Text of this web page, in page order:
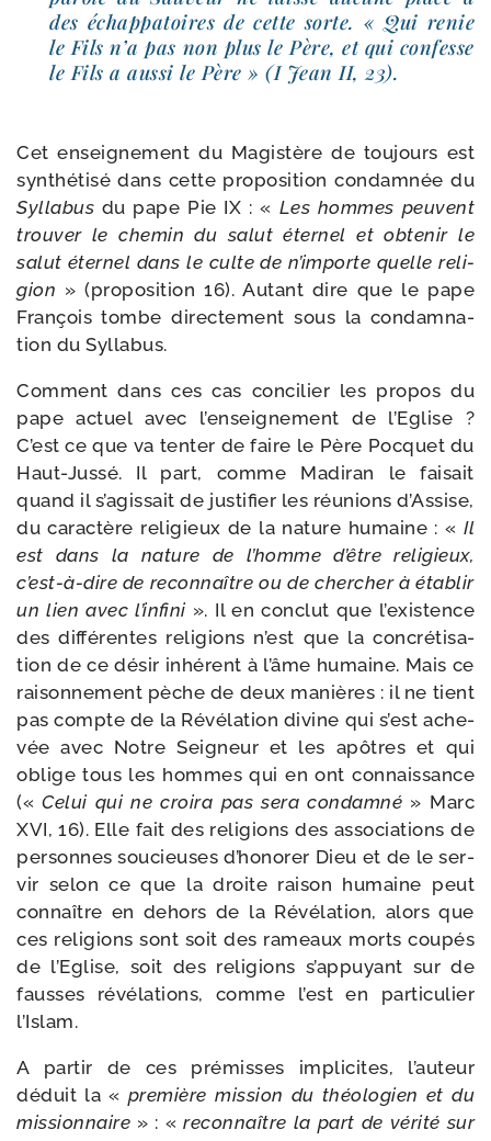
des échap­pa­toires de cette sorte. « Qui renie
le Fils n’a pas non plus le Père, et qui confesse
le Fils a aus­si le Père » (I Jean II, 23).
Cet ensei­gne­ment du Magistère de tou­jours est
syn­thé­ti­sé dans cette pro­po­si­tion condam­née du
Syllabus du pape Pie IX : « Les hommes peuvent
trou­ver le che­min du salut éter­nel et obte­nir le
salut éter­nel dans le culte de n’importe quelle reli­
gion » (pro­po­si­tion 16). Autant dire que le pape
François tombe direc­te­ment sous la condam­na­
tion du Syllabus.
Comment dans ces cas conci­lier les pro­pos du
pape actuel avec l’enseignement de l’Eglise ?
C’est ce que va ten­ter de faire le Père Pocquet du
Haut-​Jussé. Il part, comme Madiran le fai­sait
quand il s’agissait de jus­ti­fier les réunions d’Assise,
du carac­tère reli­gieux de la nature humaine : « Il
est dans la nature de l’homme d’être reli­gieux,
c’est-à-dire de recon­naître ou de cher­cher à éta­blir
un lien avec l’infini ». Il en conclut que l’existence
des dif­fé­rentes reli­gions n’est que la concré­ti­sa­
tion de ce désir inhé­rent à l’âme humaine. Mais ce
rai­son­ne­ment pèche de deux manières : il ne tient
pas compte de la Révélation divine qui s’est ache­
vée avec Notre Seigneur et les apôtres et qui
oblige tous les hommes qui en ont connais­sance
(«Celui qui ne croi­ra pas sera condam­né » Marc
XVI, 16). Elle fait des reli­gions des asso­cia­tions de
per­sonnes sou­cieuses d’honorer Dieu et de le ser­
vir selon ce que la droite rai­son humaine peut
connaître en dehors de la Révélation, alors que
ces reli­gions sont soit des rameaux morts cou­pés
de l’Eglise, soit des reli­gions s’appuyant sur de
fausses révé­la­tions, comme l’est en par­ti­cu­lier
l’Islam.
A par­tir de ces pré­misses impli­cites, l’auteur
déduit la « pre­mière mis­sion du théo­lo­gien et du
mis­sion­naire » : «recon­naître la part de véri­té sur